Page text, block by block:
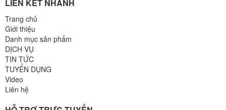
LIÊN KẾT NHANH
Trang chủ
Giới thiệu
Danh mục sản phẩm
DỊCH VỤ
TIN TỨC
TUYỂN DỤNG
Video
Liên hệ